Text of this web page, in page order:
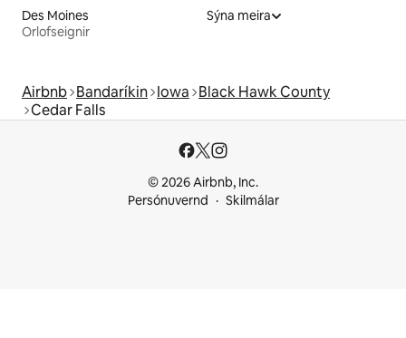
Des Moines
Orlofseignir
Sýna meira
Airbnb Bandaríkin Iowa Black Hawk County
Cedar Falls
© 2026 Airbnb, Inc.
Persónuvernd
Skilmálar